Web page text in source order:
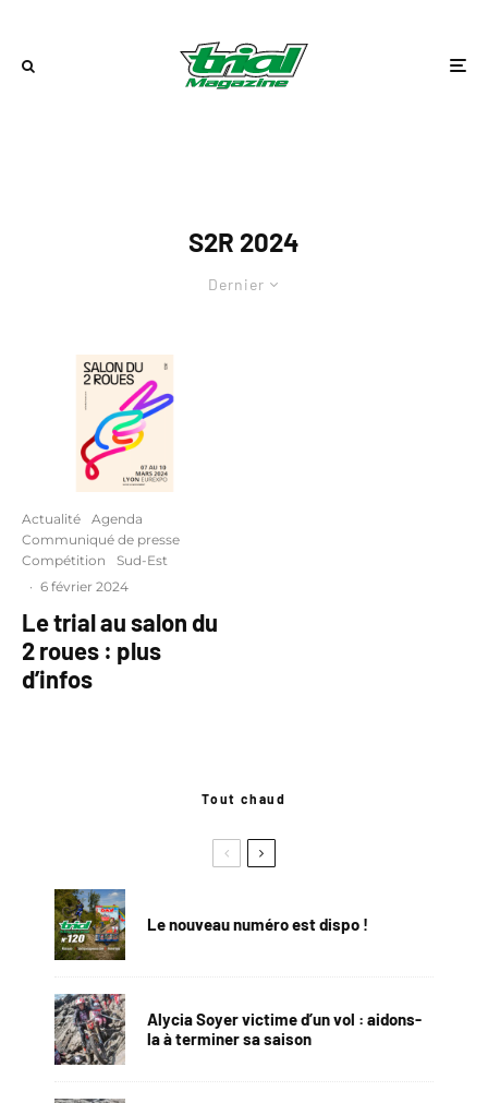
S2R 2024
Dernier
Actualité
Agenda
Communiqué de presse
Compétition
Sud-Est
· 6 février 2024
Le trial au salon du
2 roues : plus
d’infos
Tout chaud
Le nouveau numéro est dispo !
Alycia Soyer victime d’un vol : aidons-
la à terminer sa saison